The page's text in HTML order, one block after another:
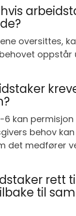
oversittes,
oppstår
6 kan
behov
det medfører
rett
til